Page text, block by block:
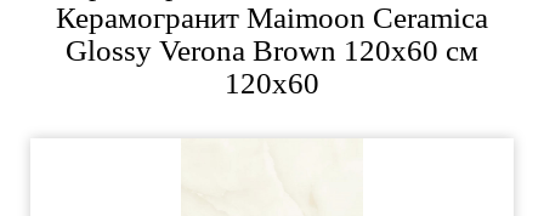
Керамогранит Maimoon Ceramica
Glossy Verona Brown 120х60 см
120x60